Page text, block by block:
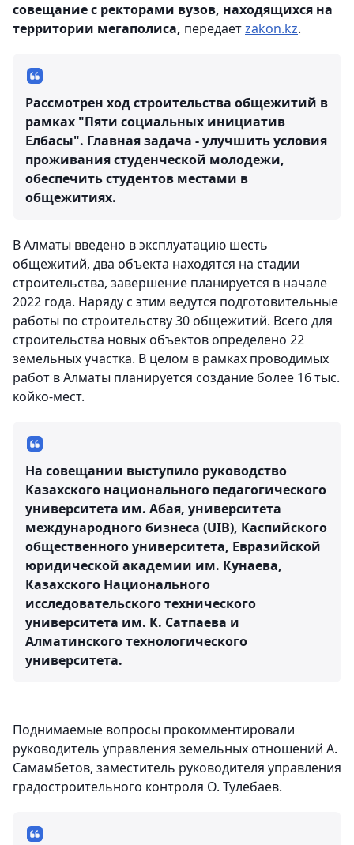
совещание с ректорами вузов, находящихся на
территории мегаполиса, передаетzakon.kz.
Рассмотрен ход строительства общежитий в
рамках "Пяти социальных инициатив
Елбасы". Главная задача - улучшить условия
проживания студенческой молодежи,
обеспечить студентов местами в
общежитиях.
В Алматы введено в эксплуатацию шесть
общежитий, два объекта находятся на стадии
строительства, завершение планируется в начале
2022 года. Наряду с этим ведутся подготовительные
работы по строительству 30 общежитий. Всего для
строительства новых объектов определено 22
земельных участка. В целом в рамках проводимых
работ в Алматы планируется создание более 16 тыс.
койко-мест.
На совещании выступило руководство
Казахского национального педагогического
университета им. Абая, университета
международного бизнеса (UIB), Каспийского
общественного университета, Евразийской
юридической академии им. Кунаева,
Казахского Национального
исследовательского технического
университета им. К. Сатпаева и
Алматинского технологического
университета.
Поднимаемые вопросы прокомментировали
руководитель управления земельных отношений А.
Самамбетов, заместитель руководителя управления
градостроительного контроля О. Тулебаев.